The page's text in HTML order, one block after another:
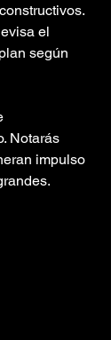
el
según
Notarás
impulso